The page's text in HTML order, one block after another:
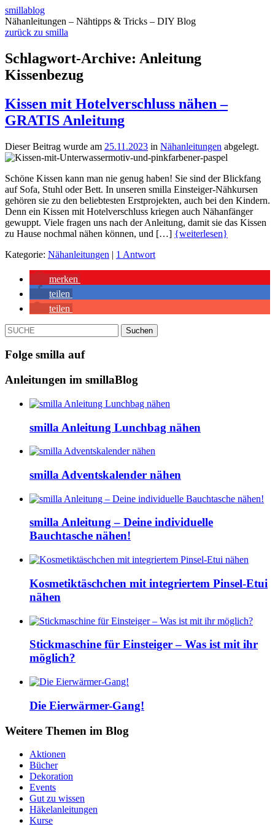
smillablog
Nähanleitungen – Nähtipps & Tricks – DIY Blog
zurück zu smilla
Schlagwort-Archive: Anleitung
Kissenbezug
Kissen mit Hotelverschluss nähen –
GRATIS Anleitung
Dieser Beitrag wurde am 25.11.2023 in Nähanleitungen abgelegt.
Schöne Kissen kann man nie genug haben! Sie sind der Blickfang
auf Sofa, Stuhl oder Bett. In unseren smilla Einsteiger-Nähkursen
gehören sie zu den beliebtesten Erstprojekten, auch bei den Kindern.
Denn ein Kissen mit Hotelverschluss kriegen auch Nähanfänger
gewuppt. Viele fragen uns nach der Anleitung, damit sie das Kissen
zu Hause nochmal nähen können, und […] {weiterlesen}
Kategorie: Nähanleitungen | 1 Antwort
merken
teilen
teilen
SUCHE
Folge smilla auf
Anleitungen im smillaBlog
smilla Anleitung Lunchbag nähen
smilla Adventskalender nähen
smilla Anleitung – Deine individuelle
Bauchtasche nähen!
Kosmetiktäschchen mit integriertem Pinsel-Etui
nähen
Stickmaschine für Einsteiger – Was ist mit ihr
möglich?
Die Eierwärmer-Gang!
Weitere Themen im Blog
Aktionen
Bücher
Dekoration
Events
Gut zu wissen
Häkelanleitungen
Kurse